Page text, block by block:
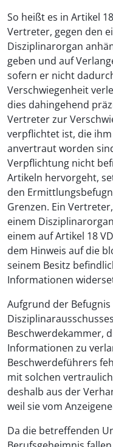
So heißt es in Artikel
Vertreter, gegen den
Disziplinarorgan
geben und auf
sofern er nicht
Verschwiegenheit
dies dahingehend
Vertreter zur
verpflichtet ist, die
anvertraut worden
Verpflichtung nicht
Artikeln hervorgeht,
den
Grenzen. Ein
einem
einem auf Artikel 18
dem Hinweis auf die
seinem Besitz
Informationen
Aufgrund der
Beschwerdekammer,
Informationen zu
Beschwerdeführers
mit solchen
deshalb aus der
weil sie vom
Da die betreffenden